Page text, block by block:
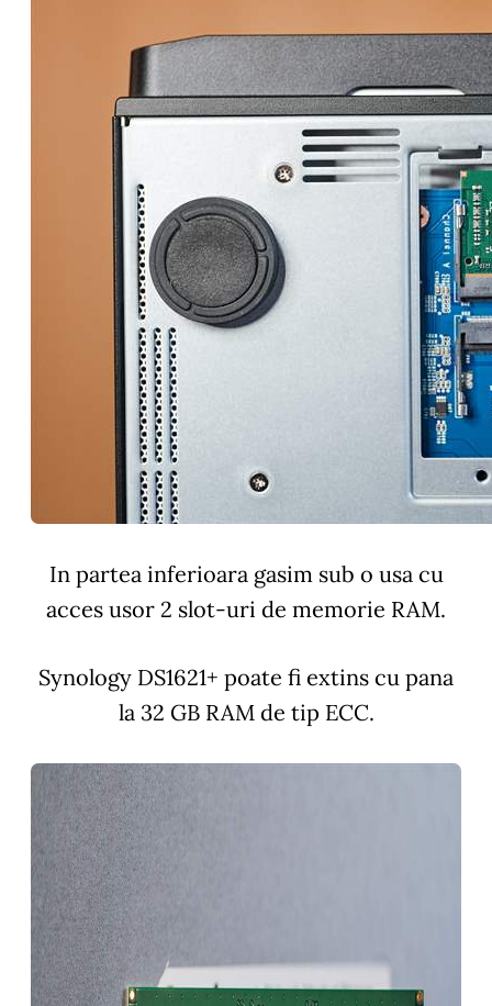
In partea inferioara gasim sub o usa cu
acces usor 2 slot-uri de memorie RAM.
Synology DS1621+ poate fi extins cu pana
la 32 GB RAM de tip ECC.